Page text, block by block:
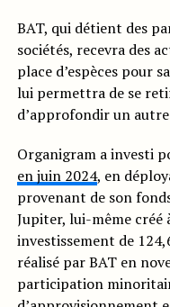
BAT, qui détient des
sociétés, recevra des
place d’espèces pour
lui permettra de se
d’approfondir un
Organigram a investi
en juin 2024, en
provenant de son
Jupiter, lui-même
investissement de
réalisé par BAT en
participation